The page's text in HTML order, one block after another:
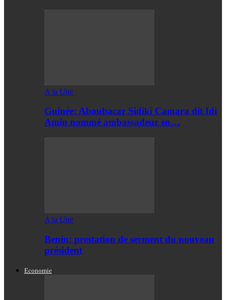
A la Une
Guinée: Aboubacar Sidiki Camara dit Idi
Amin nommé ambassadeur en…
A la Une
Benin: prestation de serment du nouveau
président
Economie